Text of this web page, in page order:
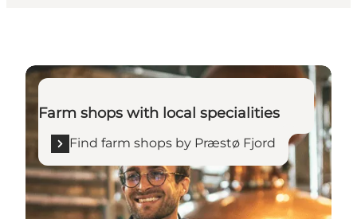
Find farm shops by Præstø Fjord
Farm shops with local specialities
Find farm shops by Præstø Fjord